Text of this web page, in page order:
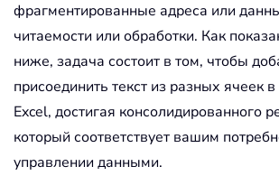
фрагментированные адреса или
читаемости или обработки. Как
ниже, задача состоит в том, чтобы
присоединить текст из разных ячеек
Excel, достигая консолидированного
который соответствует вашим
управлении данными.